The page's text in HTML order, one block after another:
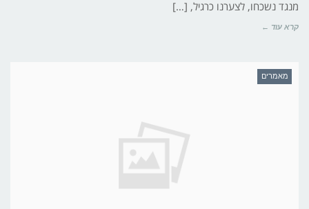
מנגד נשכחו, לצערנו כרגיל, […]
קרא עוד ←
מאמרים